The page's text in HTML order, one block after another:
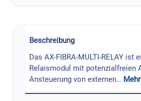
Beschreibung
Das AX-FIBRA-MULTI-RELAY ist
Relaismodul mit potenzialfreien
Ansteuerung von externen… Mehr